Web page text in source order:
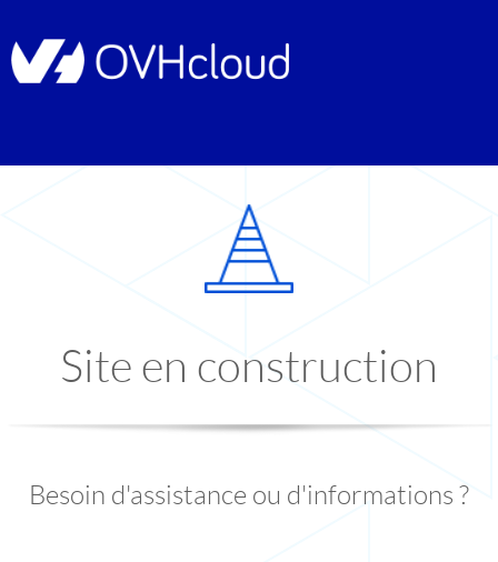
Site en construction
Besoin d'assistance ou d'informations ?